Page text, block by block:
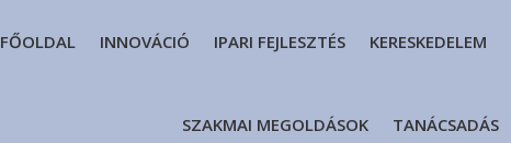
FŐOLDAL INNOVÁCIÓ IPARI FEJLESZTÉS KERESKEDELEM
SZAKMAI MEGOLDÁSOK TANÁCSADÁS